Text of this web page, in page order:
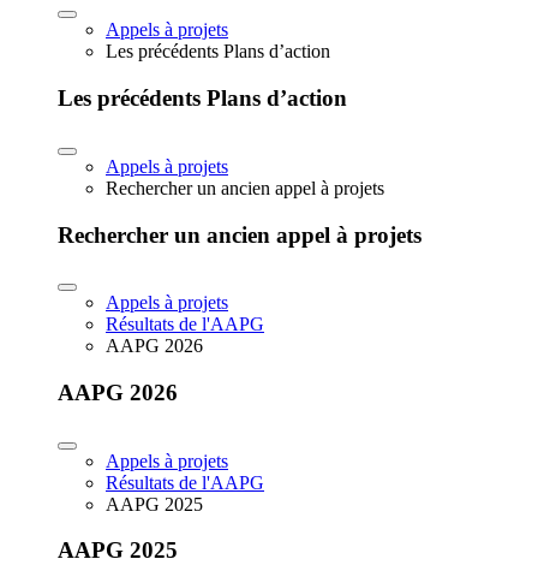
Appels à projets
Les précédents Plans d’action
Les précédents Plans d’action
Appels à projets
Rechercher un ancien appel à projets
Rechercher un ancien appel à projets
Appels à projets
Résultats de l'AAPG
AAPG 2026
AAPG 2026
Appels à projets
Résultats de l'AAPG
AAPG 2025
AAPG 2025